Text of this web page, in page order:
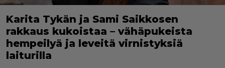
Karita Tykän ja Sami Saikkosen
rakkaus kukoistaa – vähäpukeista
hempeilyä ja leveitä virnistyksiä
laiturilla